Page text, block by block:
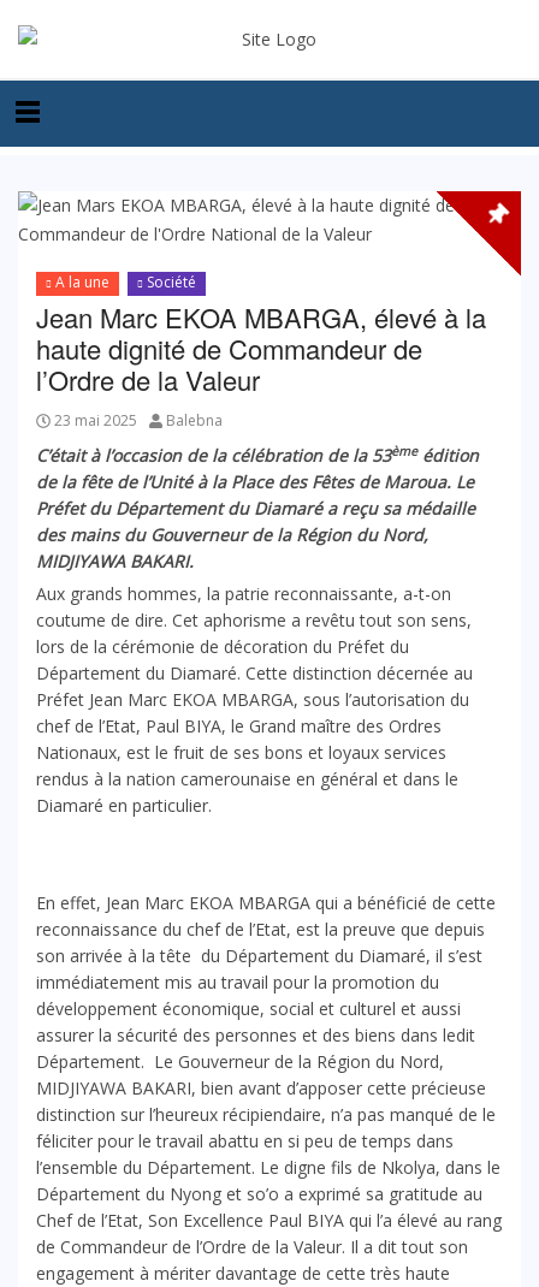
A la une Société
Jean Marc EKOA MBARGA, élevé à la
haute dignité de Commandeur de
l’Ordre de la Valeur
23 mai 2025 Balebna
C’était à l’occasion de la célébration de la 53èmeédition
de la fête de l’Unité à la Place des Fêtes de Maroua. Le
Préfet du Département du Diamaré a reçu sa médaille
des mains du Gouverneur de la Région du Nord,
MIDJIYAWA BAKARI.
Aux grands hommes, la patrie reconnaissante, a-t-on
coutume de dire. Cet aphorisme a revêtu tout son sens,
lors de la cérémonie de décoration du Préfet du
Département du Diamaré. Cette distinction décernée au
Préfet Jean Marc EKOA MBARGA, sous l’autorisation du
chef de l’Etat, Paul BIYA, le Grand maître des Ordres
Nationaux, est le fruit de ses bons et loyaux services
rendus à la nation camerounaise en général et dans le
Diamaré en particulier.
En effet, Jean Marc EKOA MBARGA qui a bénéficié de cette
reconnaissance du chef de l’Etat, est la preuve que depuis
son arrivée à la tête du Département du Diamaré, il s’est
immédiatement mis au travail pour la promotion du
développement économique, social et culturel et aussi
assurer la sécurité des personnes et des biens dans ledit
Département. Le Gouverneur de la Région du Nord,
MIDJIYAWA BAKARI, bien avant d’apposer cette précieuse
distinction sur l’heureux récipiendaire, n’a pas manqué de le
féliciter pour le travail abattu en si peu de temps dans
l’ensemble du Département. Le digne fils de Nkolya, dans le
Département du Nyong et so’o a exprimé sa gratitude au
Chef de l’Etat, Son Excellence Paul BIYA qui l’a élevé au rang
de Commandeur de l’Ordre de la Valeur. Il a dit tout son
engagement à mériter davantage de cette très haute